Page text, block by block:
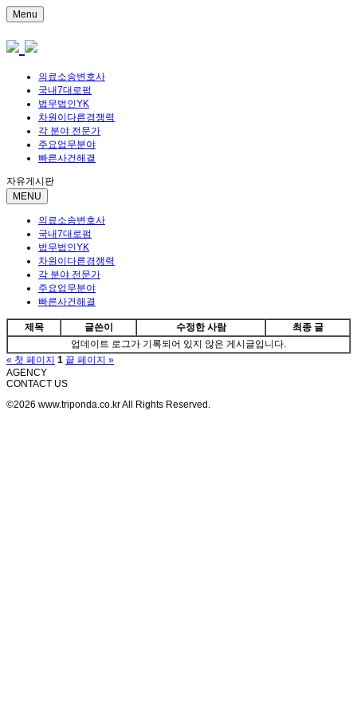
Menu
의료소송변호사
국내7대로펌
법무법인YK
차원이다른경쟁력
각 분야 전문가
주요업무분야
빠른사건해결
자유게시판
MENU
의료소송변호사
국내7대로펌
법무법인YK
차원이다른경쟁력
각 분야 전문가
주요업무분야
빠른사건해결
제목 글쓴이 수정한 사람
최종 글
업데이트 로그가 기록되어 있지 않은 게시글입니다.
« 첫 페이지 1 끝 페이지 »
AGENCY
CONTACT US
©2026 www.triponda.co.kr All Rights Reserved.